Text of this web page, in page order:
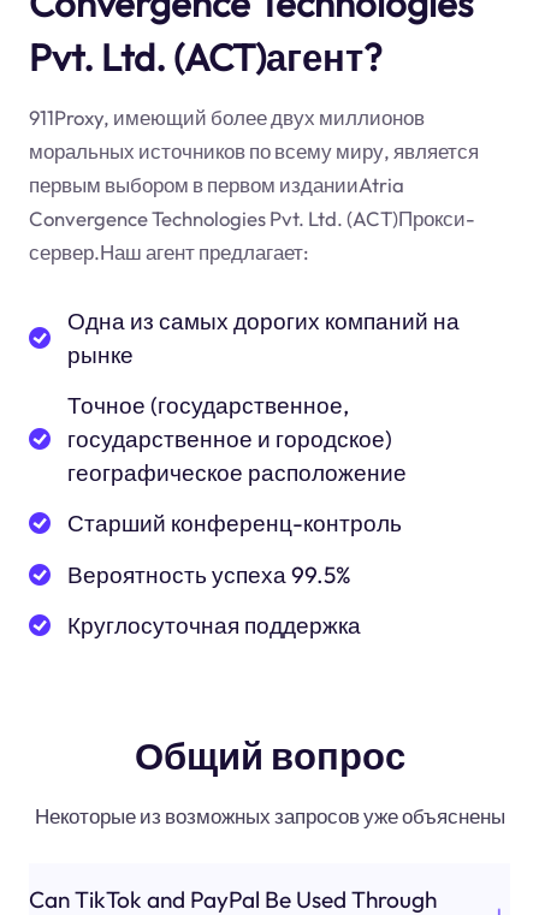
Pvt. Ltd. (ACT)агент?
911Proxy, имеющий более двух миллионов
моральных источников по всему миру, является
первым выбором в первом изданииAtria
Convergence Technologies Pvt. Ltd. (ACT)Прокси-
сервер.Наш агент предлагает:
Одна из самых дорогих компаний на
рынке
Точное (государственное,
государственное и городское)
географическое расположение
Старший конференц-контроль
Вероятность успеха 99.5%
Круглосуточная поддержка
Общий вопрос
Некоторые из возможных запросов уже объяснены
Can TikTok and PayPal Be Used Through